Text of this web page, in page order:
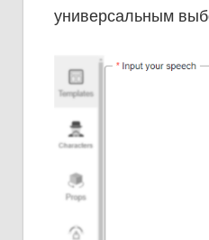
универсальным